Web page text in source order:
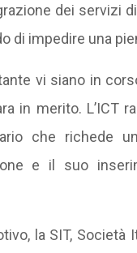
dei servizi
di impedire una
vi siano in
in merito. L’ICT
che richede
e il suo
la SIT, Società